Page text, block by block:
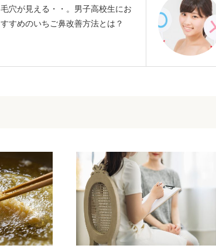
毛穴が見える・・。男子高校生にお
すすめのいちご鼻改善方法とは？